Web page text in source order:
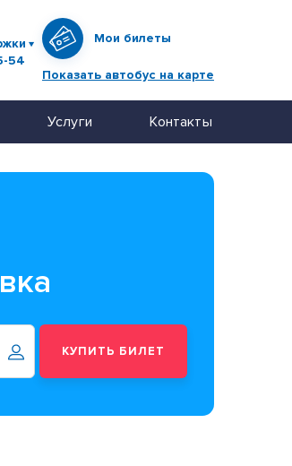
54
Мои билеты
Показать автобус на карте
Услуги Контакты